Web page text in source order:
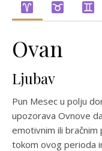
Ovan
Ljubav
Pun Mesec u polju
upozorava Ovnove
emotivnim ili
tokom ovog perioda